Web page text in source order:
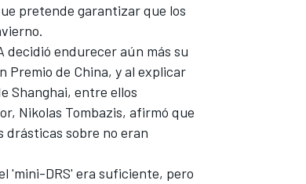
pretende garantizar que los
decidió endurecer aún más su
Premio de China, y al explicar
Shanghai, entre ellos
Nikolas Tombazis, afirmó que
drásticas sobre no eran
'mini-DRS' era suficiente, pero